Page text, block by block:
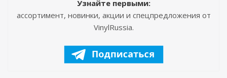
Узнайте первыми:
ассортимент, новинки, акции и спецпредложения от
VinylRussia.